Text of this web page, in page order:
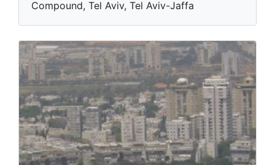
Compound, Tel Aviv, Tel Aviv-Jaffa